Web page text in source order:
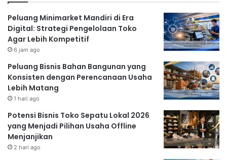
Peluang Minimarket Mandiri di Era
Digital: Strategi Pengelolaan Toko
Agar Lebih Kompetitif
6 jam ago
Peluang Bisnis Bahan Bangunan yang
Konsisten dengan Perencanaan Usaha
Lebih Matang
1 hari ago
Potensi Bisnis Toko Sepatu Lokal 2026
yang Menjadi Pilihan Usaha Offline
Menjanjikan
2 hari ago